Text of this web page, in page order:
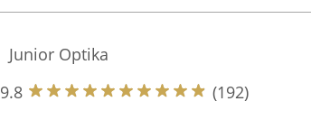
Junior Optika
9.8
(192)